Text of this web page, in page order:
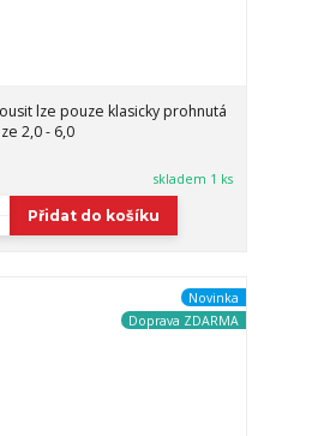
lze pouze klasicky prohnutá
2,0 - 6,0
skladem 1 ks
Přidat do košíku
Novinka
Doprava ZDARMA